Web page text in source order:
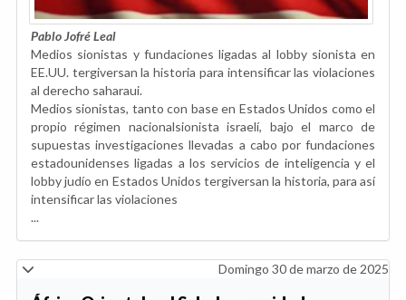
Pablo Jofré Leal
Medios sionistas y fundaciones ligadas al lobby sionista en
EE.UU. tergiversan la historia para intensificar las violaciones
al derecho saharaui.
Medios sionistas, tanto con base en Estados Unidos como el
propio régimen nacionalsionista israelí, bajo el marco de
supuestas investigaciones llevadas a cabo por fundaciones
estadounidenses ligadas a los servicios de inteligencia y el
lobby judío en Estados Unidos tergiversan la historia, para así
intensificar las violaciones
...
Domingo 30 de marzo de 2025